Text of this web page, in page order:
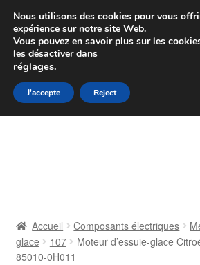
Colissimo livraison à
Du lundi au vendredi
Aller
à
Aller
au
Contact
Accueil Composants électriques
glace
107
Moteur d’essuie-glace
85010-0H011
Nous utilisons des cookies pour vous
expérience sur notre site Web.
Vous pouvez en savoir plus sur les
les désactiver dans
réglages.
J'accepte Reject